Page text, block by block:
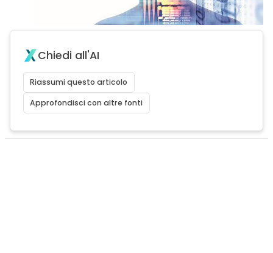
Chiedi all'AI
Riassumi questo articolo
Approfondisci con altre fonti